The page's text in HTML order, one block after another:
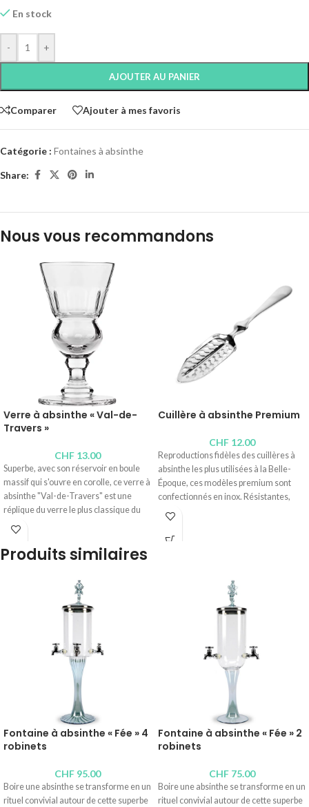
En stock
- +
AJOUTER AU PANIER
Comparer Ajouter à mes favoris
Catégorie : Fontaines à absinthe
Share:
Nous vous recommandons
Verre à absinthe « Val-de-
Travers »
CHF13.00
Superbe, avec son réservoir en boule
massif qui s'ouvre en corolle, ce verre à
absinthe "Val-de-Travers" est une
réplique du verre le plus classique du
19ème siècle. Idéal pour de doser sa
d'élégance Belle-Époque à l'apéritif.
est particulièrement résistant.
Cuillère à absinthe Premium
CHF12.00
Reproductions fidèles des cuillères à
absinthe les plus utilisées à la Belle-
Époque, ces modèles premium sont
confectionnés en inox. Résistantes,
elles passent aisément au lave-
offrez-vous cet objet évadé de la Belle-
Produits similaires
Fontaine à absinthe « Fée » 4
robinets
CHF95.00
Boire une absinthe se transforme en un
rituel convivial autour de cette superbe
Fontaine à absinthe « Fée » 2
robinets
CHF75.00
Boire une absinthe se transforme en un
rituel convivial autour de cette superbe